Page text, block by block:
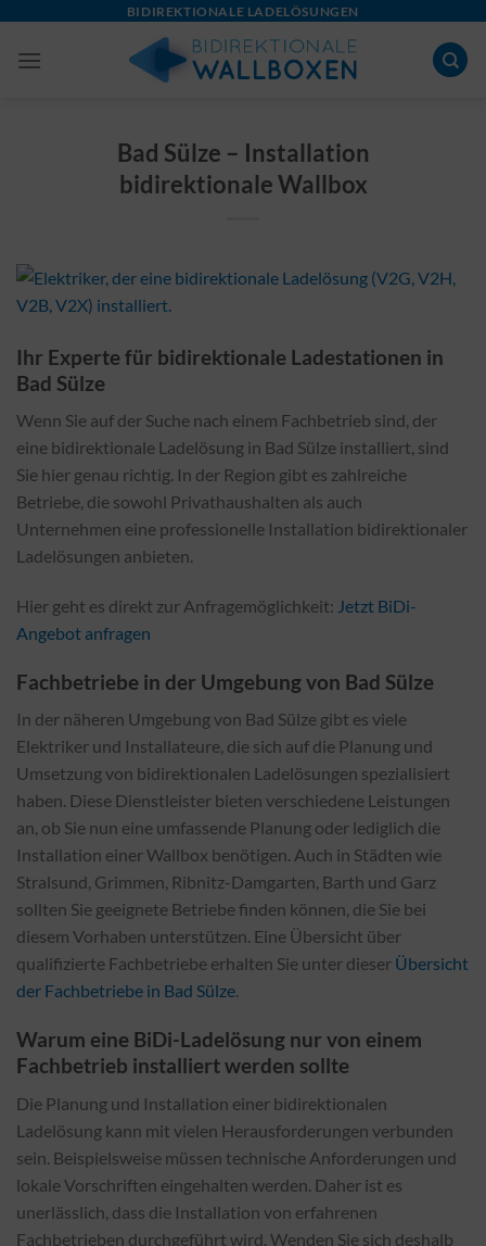
content
BIDIREKTIONALE LADELÖSUNGEN
Bad Sülze – Installation
bidirektionale Wallbox
Ihr Experte für bidirektionale Ladestationen in
Bad Sülze
Wenn Sie auf der Suche nach einem Fachbetrieb sind, der
eine bidirektionale Ladelösung in Bad Sülze installiert, sind
Sie hier genau richtig. In der Region gibt es zahlreiche
Betriebe, die sowohl Privathaushalten als auch
Unternehmen eine professionelle Installation bidirektionaler
Ladelösungen anbieten.
Hier geht es direkt zur Anfragemöglichkeit: Jetzt BiDi-
Angebot anfragen
Fachbetriebe in der Umgebung von Bad Sülze
In der näheren Umgebung von Bad Sülze gibt es viele
Elektriker und Installateure, die sich auf die Planung und
Umsetzung von bidirektionalen Ladelösungen spezialisiert
haben. Diese Dienstleister bieten verschiedene Leistungen
an, ob Sie nun eine umfassende Planung oder lediglich die
Installation einer Wallbox benötigen. Auch in Städten wie
Stralsund, Grimmen, Ribnitz-Damgarten, Barth und Garz
sollten Sie geeignete Betriebe finden können, die Sie bei
diesem Vorhaben unterstützen. Eine Übersicht über
qualifizierte Fachbetriebe erhalten Sie unter dieser Übersicht
der Fachbetriebe in Bad Sülze.
Warum eine BiDi-Ladelösung nur von einem
Fachbetrieb installiert werden sollte
Die Planung und Installation einer bidirektionalen
Ladelösung kann mit vielen Herausforderungen verbunden
sein. Beispielsweise müssen technische Anforderungen und
lokale Vorschriften eingehalten werden. Daher ist es
unerlässlich, dass die Installation von erfahrenen
Fachbetrieben durchgeführt wird. Wenden Sie sich deshalb